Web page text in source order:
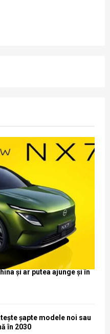
și ar putea ajunge și în
șapte modele noi sau
în 2030